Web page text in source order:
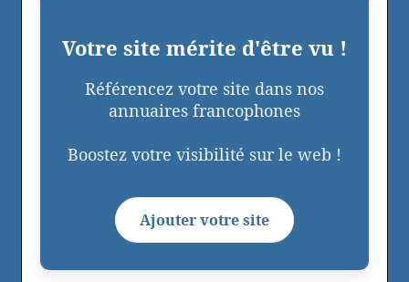
Votre site mérite d'être vu !
Référencez votre site dans nos
annuaires francophones
Boostez votre visibilité sur le web !
Ajouter votre site